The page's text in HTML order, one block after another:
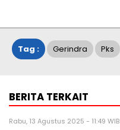
Tag : Gerindra Pks
BERITA TERKAIT
Rabu, 13 Agustus 2025 - 11:49 WIB